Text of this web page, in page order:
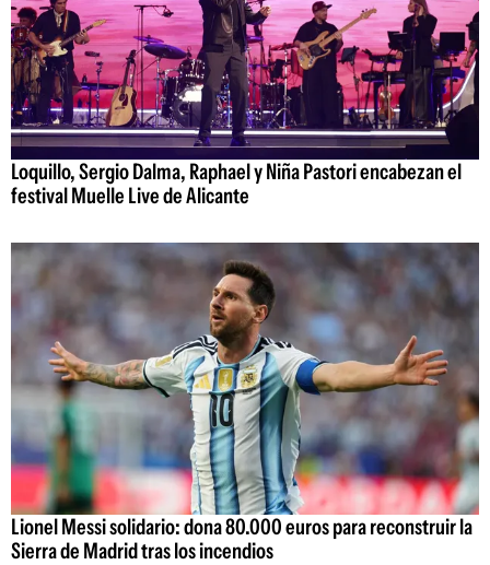
Loquillo, Sergio Dalma, Raphael y Niña Pastori encabezan el
festival Muelle Live de Alicante
Lionel Messi solidario: dona 80.000 euros para reconstruir la
Sierra de Madrid tras los incendios